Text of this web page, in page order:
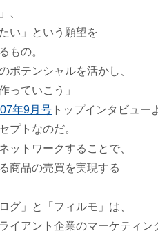
、
い」という願望を
もの。
ポテンシャルを活かし、
っていこう」
年9月号 トップインタビュー
プトなのだ。
ットワークすることで、
商品の売買を実現する
グ」と「フィルモ」は、
イアント企業のマーケティン